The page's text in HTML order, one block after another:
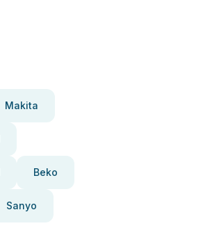
Makita
Beko
Sanyo